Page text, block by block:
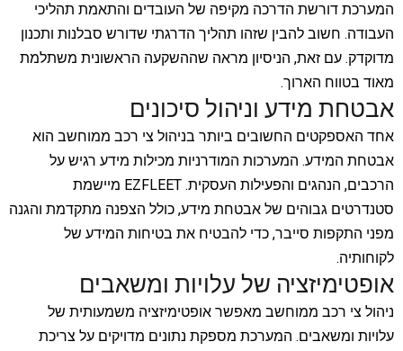
המערכת דורשת הדרכה מקיפה של העובדים והתאמת תהליכי
העבודה. חשוב להבין שזהו תהליך הדרגתי שדורש סבלנות ותכנון
מדוקדק. עם זאת, הניסיון מראה שההשקעה הראשונית משתלמת
מאוד בטווח הארוך.
אבטחת מידע וניהול סיכונים
אחד האספקטים החשובים ביותר בניהול צי רכב ממוחשב הוא
אבטחת המידע. המערכות המודרניות מכילות מידע רגיש על
הרכבים, הנהגים והפעילות העסקית. EZFLEET מיישמת
סטנדרטים גבוהים של אבטחת מידע, כולל הצפנה מתקדמת והגנה
מפני התקפות סייבר, כדי להבטיח את בטיחות המידע של
לקוחותיה.
אופטימיזציה של עלויות ומשאבים
ניהול צי רכב ממוחשב מאפשר אופטימיזציה משמעותית של
עלויות ומשאבים. המערכת מספקת נתונים מדויקים על צריכת